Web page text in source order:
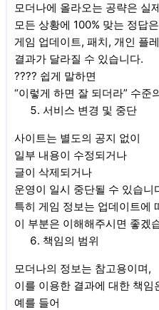
모더나에 올라오는 공략은 실
모든 상황에 100% 맞는 정답
게임 업데이트, 패치, 개인 플
결과가 달라질 수 있습니다.
???? 쉽게 말하면
“이렇게 하면 잘 되더라” 수준
서비스 변경 및 중단
사이트는 별도의 공지 없이
일부 내용이 수정되거나
글이 삭제되거나
운영이 일시 중단될 수 있습니
특히 게임 정보는 업데이트에
이 부분은 이해해주시면 좋겠
책임의 범위
모더나의 정보는 참고용이며,
이를 이용한 결과에 대한 책
예를 들어